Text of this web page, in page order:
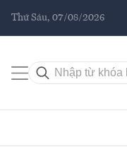
Thứ Sáu, 07/08/2026